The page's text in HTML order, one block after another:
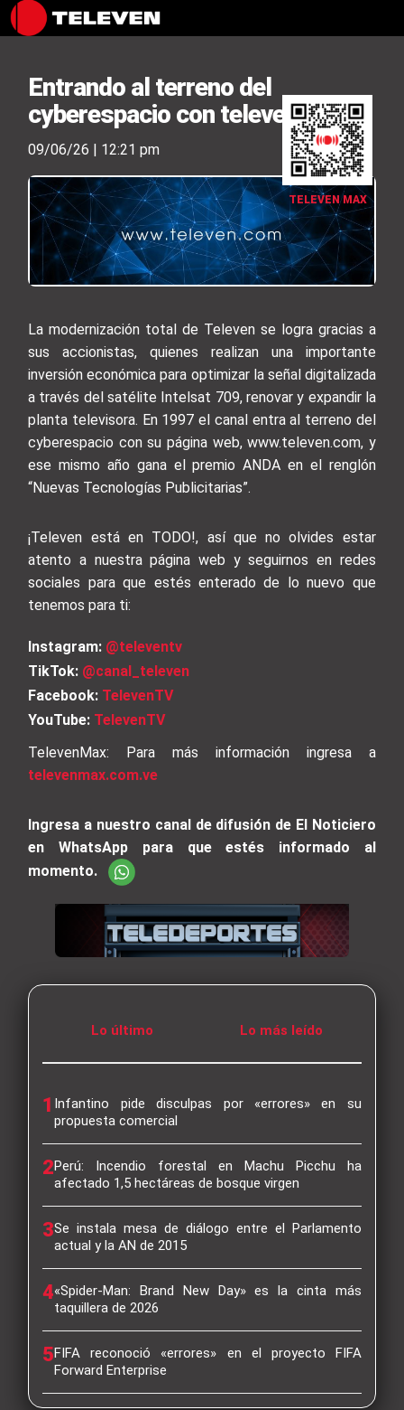
TELEVEN MAX
Entrando al terreno del
cyberespacio con televen.com
09/06/26 | 12:21 pm
La modernización total de Televen se logra gracias a
sus accionistas, quienes realizan una importante
inversión económica para optimizar la señal digitalizada
a través del satélite Intelsat 709, renovar y expandir la
planta televisora. En 1997 el canal entra al terreno del
cyberespacio con su página web, www.televen.com, y
ese mismo año gana el premio ANDA en el renglón
“Nuevas Tecnologías Publicitarias”.
¡Televen está en TODO!, así que no olvides estar
atento a nuestra página web y seguirnos en redes
sociales para que estés enterado de lo nuevo que
tenemos para ti:
Instagram: @televentv
TikTok: @canal_televen
Facebook: TelevenTV
YouTube: TelevenTV
TelevenMax: Para más información ingresa a
televenmax.com.ve
Ingresa a nuestro canal de difusión de El Noticiero
en WhatsApp para que estés informado al
momento.
Lo último Lo más leído
1 Infantino pide disculpas por «errores» en su
propuesta comercial
2Perú: Incendio forestal en Machu Picchu ha
afectado 1,5 hectáreas de bosque virgen
3Se instala mesa de diálogo entre el Parlamento
actual y la AN de 2015
4«Spider-Man: Brand New Day» es la cinta más
taquillera de 2026
5FIFA reconoció «errores» en el proyecto FIFA
Forward Enterprise